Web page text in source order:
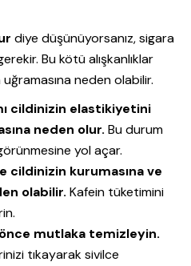
diye düşünüyorsanız, sigara
Bu kötü alışkanlıklar
neden olabilir.
cildinizin elastikiyetini
neden olur. Bu durum
yol açar.
cildinizin kurumasına ve
olabilir. Kafein tüketimini
önce mutlaka temizleyin.
tıkayarak sivilce